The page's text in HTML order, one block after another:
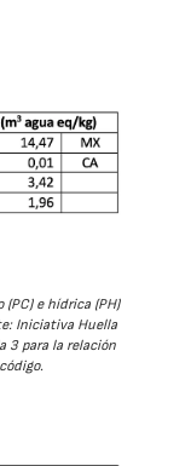
(PC) e hídrica (PH)
Iniciativa Huella
3 para la relación